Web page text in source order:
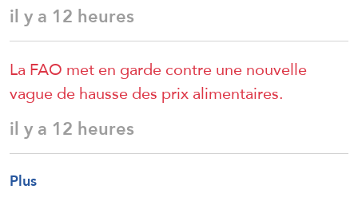
il y a 12 heures
La FAO met en garde contre une nouvelle
vague de hausse des prix alimentaires.
il y a 12 heures
Plus